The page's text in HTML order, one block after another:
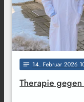
notes 14. Februar 2026
Therapie